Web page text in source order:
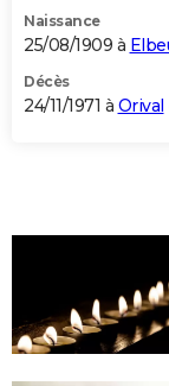
Naissance
25/08/1909 à
Décès
24/11/1971 à Orival